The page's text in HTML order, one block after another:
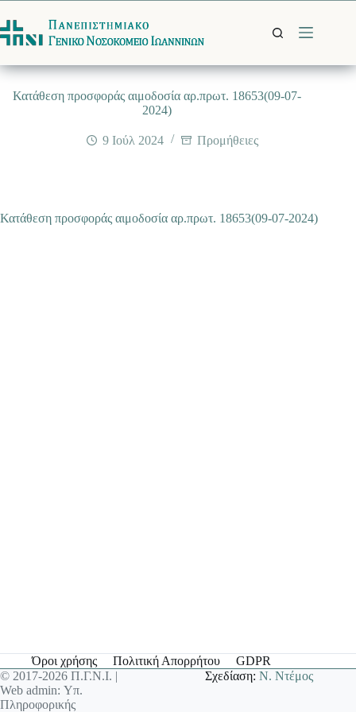
στο
περιεχόμενο
Κατάθεση προσφοράς αιμοδοσία αρ.πρωτ. 18653(09-07-
2024)
9 Ιούλ 2024 Προμήθειες
Κατάθεση προσφοράς αιμοδοσία αρ.πρωτ. 18653(09-07-2024)
Όροι χρήσης Πολιτική Απορρήτου
GDPR
© 2017-2026 Π.Γ.Ν.Ι. |
Web admin: Υπ.
Πληροφορικής
Σχεδίαση:Ν. Ντέμος